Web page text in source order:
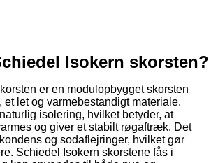
Isokern skorsten?
er en modulopbygget skorsten
et let og varmebestandigt materiale.
isolering, hvilket betyder, at
og giver et stabilt røgaftræk. Det
og sodaflejringer, hvilket gør
Schiedel Isokern skorstene fås i